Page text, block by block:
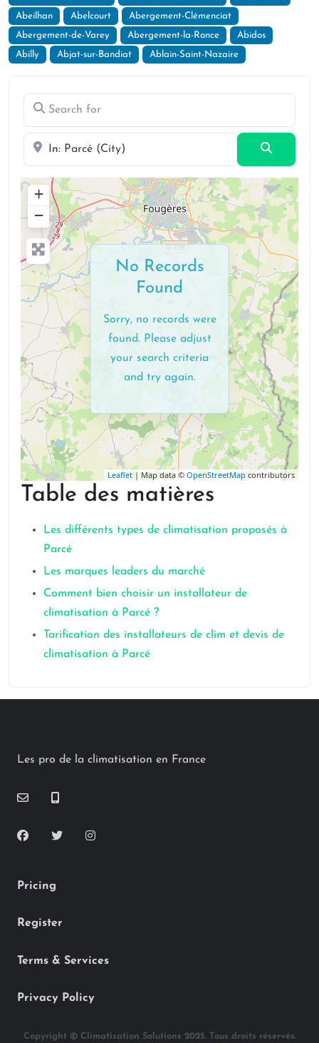
Search for
Near
+
−
Leaflet | Map data © OpenStreetMap contributors
No Records
Found
Sorry, no records were
found. Please adjust
your search criteria
and try again.
Table des matières
Les différents types de climatisation proposés à
Parcé
Les marques leaders du marché
Comment bien choisir un installateur de
climatisation à Parcé ?
Tarification des installateurs de clim et devis de
climatisation à Parcé
Abeilhan Abelcourt Abergement-Clémenciat
Abergement-de-Varey Abergement-la-Ronce Abidos
Abilly Abjat-sur-Bandiat Ablain-Saint-Nazaire
Les pro de la climatisation en France
Pricing
Register
Terms & Services
Privacy Policy
Copyright © Climatisation Solutions 2025. Tous droits réservés.